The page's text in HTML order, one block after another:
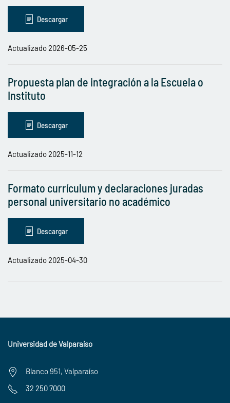
Descargar
Actualizado 2026-05-25
Propuesta plan de integración a la Escuela o
Instituto
Descargar
Actualizado 2025-11-12
Formato currículum y declaraciones juradas
personal universitario no académico
Descargar
Actualizado 2025-04-30
Universidad de Valparaíso
Blanco 951, Valparaíso
32 250 7000